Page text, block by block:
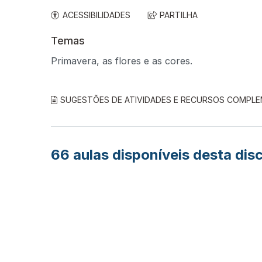
ACESSIBILIDADES PARTILHA
Temas
Primavera, as flores e as cores.
SUGESTÕES DE ATIVIDADES E RECURSOS
66 aulas disponíveis desta